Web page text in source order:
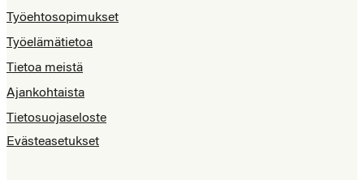
Työehtosopimukset
Työelämätietoa
Tietoa meistä
Ajankohtaista
Tietosuojaseloste
Evästeasetukset